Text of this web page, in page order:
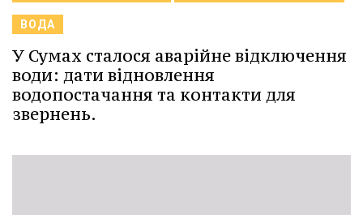
ВОДА
У Сумах сталося аварійне відключення
води: дати відновлення
водопостачання та контакти для
звернень.